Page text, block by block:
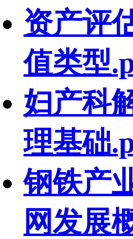
资产评
值类型
妇产科
理基础
钢铁产
网发展